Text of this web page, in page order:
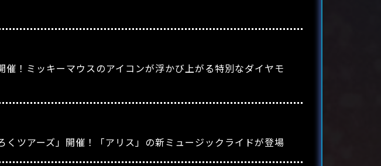
！ミッキーマウスのアイコンが浮かび上がる特別なダイヤモ
ツアーズ」開催！「アリス」の新ミュージックライドが登場